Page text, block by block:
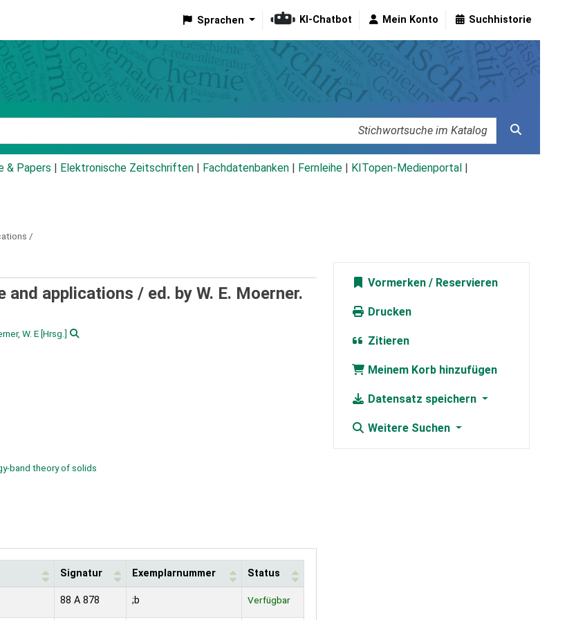
Sprachen KI-Chatbot Mein Konto Suchhistorie
& Papers Elektronische Zeitschriften Fachdatenbanken Fernleihe KITopen-Medienportal
/
and applications / ed. by W. E. Moerner.
W. E [Hrsg.]
band theory of solids
Signatur Exemplarnummer Status
88 A 878 ;b Verfügbar
Vormerken
Drucken
Zitieren
Meinem Korb hinzufügen
Datensatz speichern
Weitere Suchen